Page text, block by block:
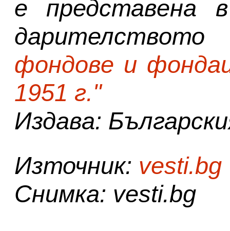
е представена
фондове и
1951 г."
Издава:
Източник: vesti.bg
Снимка: vesti.bg